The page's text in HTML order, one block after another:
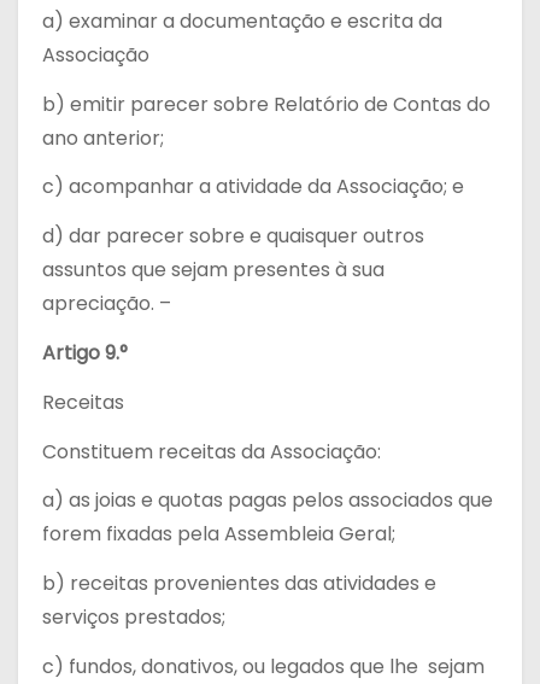
a) examinar a documentação e escrita da
Associação
b) emitir parecer sobre Relatório de Contas do
ano anterior;
c) acompanhar a atividade da Associação; e
d) dar parecer sobre e quaisquer outros
assuntos que sejam presentes à sua
apreciação. –
Artigo 9.°
Receitas
Constituem receitas da Associação:
a) as joias e quotas pagas pelos associados que
forem fixadas pela Assembleia Geral;
b) receitas provenientes das atividades e
serviços prestados;
c) fundos, donativos, ou legados que lhe sejam